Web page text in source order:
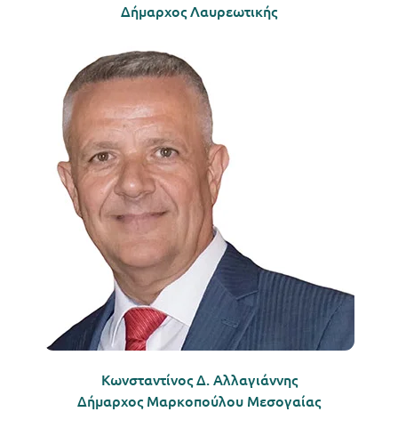
Δήμαρχος Λαυρεωτικής
Κωνσταντίνος Δ. Αλλαγιάννης
Δήμαρχος Μαρκοπούλου Μεσογαίας